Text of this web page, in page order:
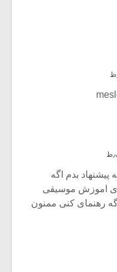
بدم اگه
اموزش موسیقی
رهنمای کنی ممنون